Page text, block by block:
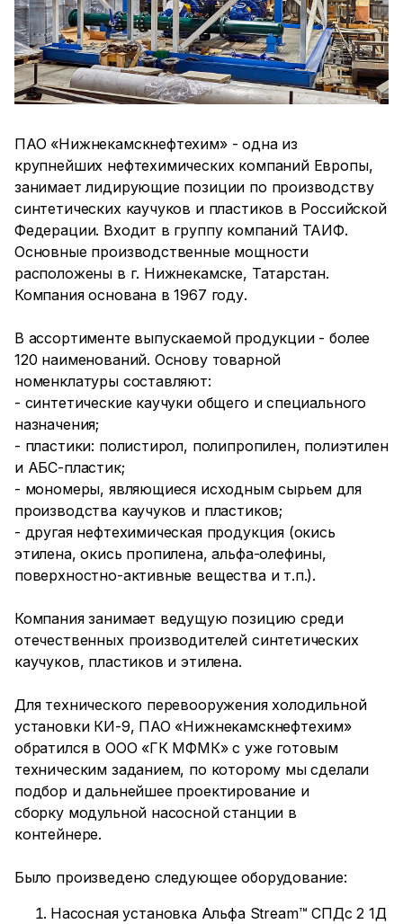
ПАО «Нижнекамскнефтехим» - одна из
крупнейших нефтехимических компаний Европы,
занимает лидирующие позиции по производству
синтетических каучуков и пластиков в Российской
Федерации. Входит в группу компаний ТАИФ.
Основные производственные мощности
расположены в г. Нижнекамске, Татарстан.
Компания основана в 1967 году.
В ассортименте выпускаемой продукции - более
120 наименований. Основу товарной
номенклатуры составляют:
- синтетические каучуки общего и специального
назначения;
- пластики: полистирол, полипропилен, полиэтилен
и АБС-пластик;
- мономеры, являющиеся исходным сырьем для
производства каучуков и пластиков;
- другая нефтехимическая продукция (окись
этилена, окись пропилена, альфа-олефины,
поверхностно-активные вещества и т.п.).
Компания занимает ведущую позицию среди
отечественных производителей синтетических
каучуков, пластиков и этилена.
Для технического перевооружения холодильной
установки КИ-9, ПАО «Нижнекамскнефтехим»
обратился в ООО «ГК МФМК» с уже готовым
техническим заданием, по которому мы сделали
подбор и дальнейшее проектирование и
сборку модульной насосной станции в
контейнере.
Было произведено следующее оборудование:
Насосная установка Альфа Stream™ СПДс 2 1Д